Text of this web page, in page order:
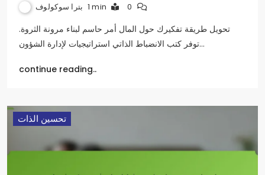
بترا سوكولوف 1 min 0
تحويل طريقة تفكيرك حول المال أمر حاسم لبناء مرونة الثروة.
توفر كتب الانضباط الذاتي استراتيجيات لإدارة الشؤون…
continue reading..
تحسين الذات